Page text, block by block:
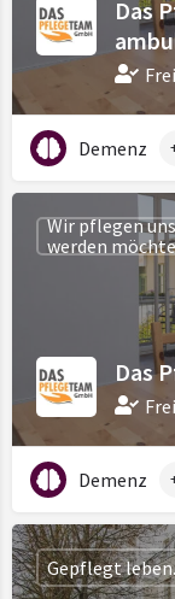
Das
Demenz
Das
Wir pflegen
werden
Demenz
Gepflegt leben.